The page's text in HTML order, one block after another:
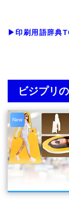
▶印刷用語辞典
ビジプリ
New